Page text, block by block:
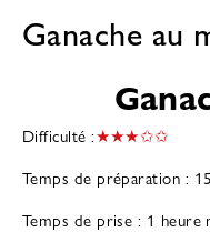
Ganache au
Difficulté :★★★✩✩
Temps de préparation :
Temps de prise : 1 heure